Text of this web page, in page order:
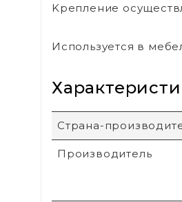
Kрепление
Используется в
Страна-
Производитель